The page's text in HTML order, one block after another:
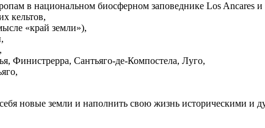
в национальном биосферном заповеднике Los Ancares и
кельтов,
«край земли»),
Финистрерра, Сантьяго-де-Компостела, Луго,
новые земли и наполнить свою жизнь историческими